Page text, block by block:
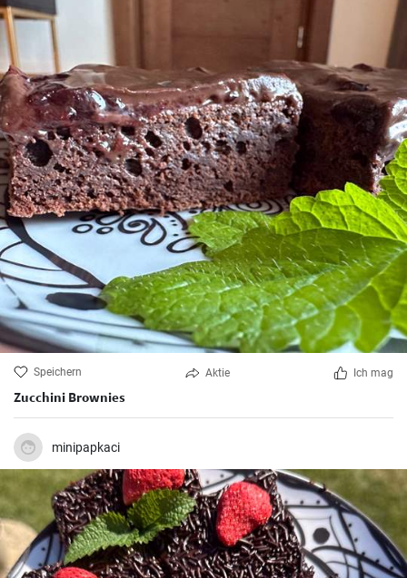
Speichern Aktie Ich mag
Zucchini Brownies
minipapkaci